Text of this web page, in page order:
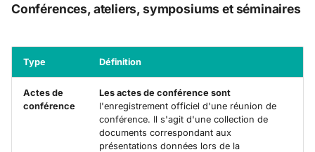
e
r
Conférences, ateliers, symposiums et séminaires
Type Définition
Actes de
conférence
Les actes de conférence sont
l'enregistrement officiel d'une réunion de
conférence. Il s'agit d'une collection de
documents correspondant aux
présentations données lors de la